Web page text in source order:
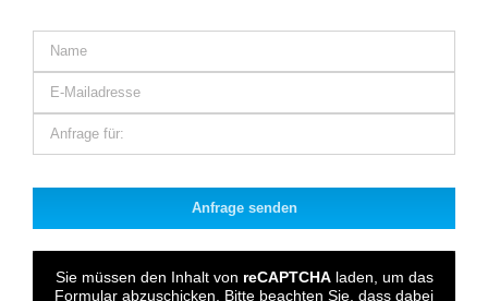
dieses
leer.
Sie müssen den Inhalt von reCAPTCHAladen, um das
Formular abzuschicken. Bitte beachten Sie, dass dabei